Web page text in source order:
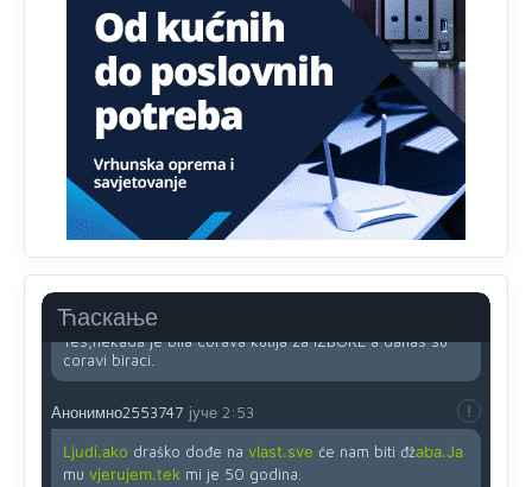
Ћаскање
Анонимно2818605 јуче
11:45
Uvođenje pravila da se umjesto dosadašnjeg znaka "X"
(krstića) kružić ispred kandidata mora u potpunosti
obojiti (popuniti) uvedeno je isključivo zbog tehničkih
zahtjeva optičkih skenera.
Анонимно2818605 јуче 11:45
Ovo pravilo jeste unijelo opravdan strah, posebno kada
su u pitanju starije osobe, osobe sa slabijim vidom ili
Yes,nekada je bila corava kutija za IZBORE a danas su
coravi biraci.
Анонимно2553747 јуче 2:53
Ljudi.ako draško dođe na vlast.sve će nam biti đžaba.Ja
mu vjerujem.tek mi je 50 godina.